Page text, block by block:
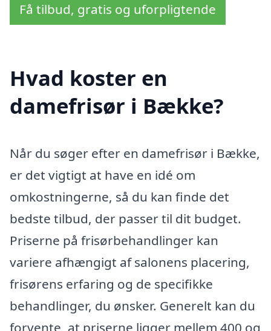
Få tilbud, gratis og uforpligtende
Hvad koster en
damefrisør i Bække?
Når du søger efter en damefrisør i Bække,
er det vigtigt at have en idé om
omkostningerne, så du kan finde det
bedste tilbud, der passer til dit budget.
Priserne på frisørbehandlinger kan
variere afhængigt af salonens placering,
frisørens erfaring og de specifikke
behandlinger, du ønsker. Generelt kan du
forvente, at priserne ligger mellem 400 og